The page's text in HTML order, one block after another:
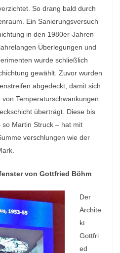
So drang bald durch
Ein Sanierungsversuch
in den 1980er-Jahren
Überlegungen und
wurde schließlich
gewählt. Zuvor wurden
abgedeckt, damit sich
Temperaturschwankungen
überträgt. Diese bis
Martin Struck – hat mit
verschlungen wie der
von Gottfried Böhm
Der
Archite
kt
Gottfri
ed